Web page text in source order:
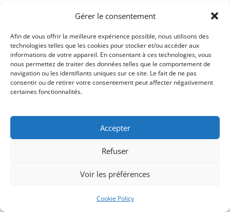
Gérer le consentement
Afin de vous offrir la meilleure expérience possible, nous utilisons des
technologies telles que les cookies pour stocker et/ou accéder aux
informations de votre appareil. En consentant à ces technologies, vous
nous permettez de traiter des données telles que le comportement de
navigation ou les identifiants uniques sur ce site. Le fait de ne pas
consentir ou de retirer votre consentement peut affecter négativement
certaines fonctionnalités.
Accepter
Refuser
Voir les préférences
Cookie Policy
Le rôle du CRM dans
l'alignement marketing-
ventes
Un CRM joue un rôle clé dans l'alignement
communication et la collaboration entre les
équipes.Il centralise les données clients,
ventes de travailler avec les mêmes